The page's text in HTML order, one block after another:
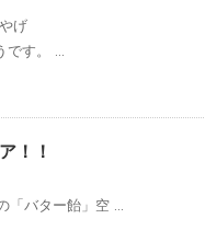
げ
です。 ...
！！
「バター飴」空 ...